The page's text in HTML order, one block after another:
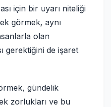
için bir uyarı niteliği
görmek, aynı
olan
gerektiğini de işaret
gündelik
zorlukları ve bu